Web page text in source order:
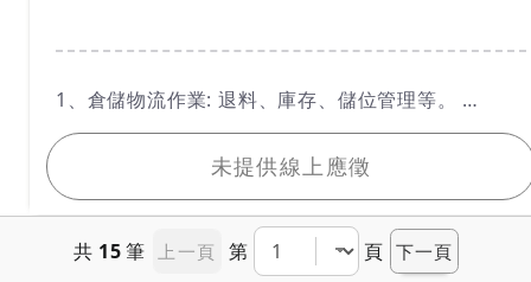
1、倉儲物流作業: 退料、庫存、儲位管理等。
2、倉儲系統操作與資料維護。
3、客戶應對及異常處理。
4、機具操作(油壓板車、電動拖板車等)
5、主管交辦事項。
我要應徵
未提供線上應徵
共 15 筆 上一頁 第 頁 下一頁